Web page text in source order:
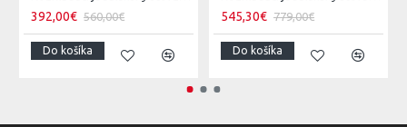
392,00€ 560,00€
Do košíka
545,30€ 779,00€
Do košíka